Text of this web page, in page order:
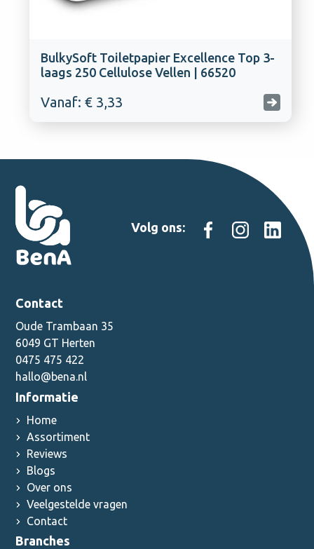
BulkySoft Toiletpapier Excellence Top 3-
laags 250 Cellulose Vellen | 66520
Vanaf: € 3,33
Volg ons:
Contact
Oude Trambaan 35
6049 GT Herten
0475 475 422
hallo@bena.nl
Informatie
Home
Assortiment
Reviews
Blogs
Over ons
Veelgestelde vragen
Contact
Branches